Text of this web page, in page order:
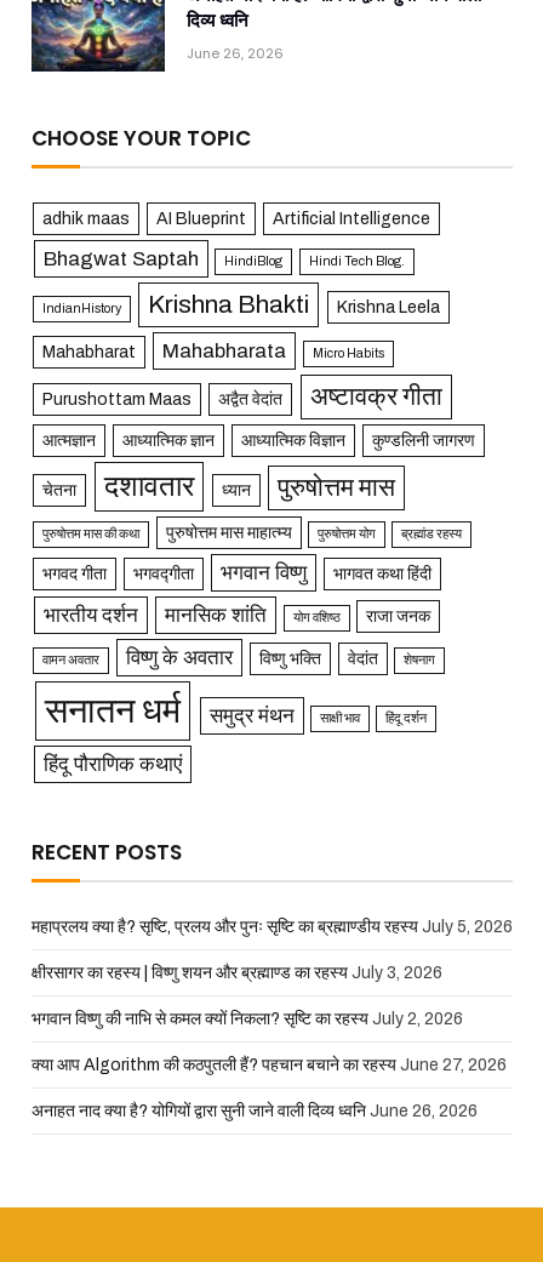
दिव्य ध्वनि
June 26, 2026
CHOOSE YOUR TOPIC
adhik maas AI Blueprint Artificial Intelligence
Bhagwat Saptah HindiBlog Hindi Tech Blog.
IndianHistory Krishna Bhakti Krishna Leela
Mahabharat Mahabharata Micro Habits
Purushottam Maas अद्वैत वेदांत अष्टावक्र गीता
आत्मज्ञान आध्यात्मिक ज्ञान आध्यात्मिक विज्ञान कुण्डलिनी जागरण
चेतना दशावतार ध्यान पुरुषोत्तम मास
पुरुषोत्तम मास की कथा पुरुषोत्तम मास माहात्म्य पुरुषोत्तम योग ब्रह्मांड रहस्य
भगवद गीता भगवद्गीता भगवान विष्णु भागवत कथा हिंदी
भारतीय दर्शन मानसिक शांति योग वशिष्ठ राजा जनक
वामन अवतार विष्णु के अवतार विष्णु भक्ति वेदांत शेषनाग
सनातन धर्म समुद्र मंथन साक्षी भाव हिंदू दर्शन
हिंदू पौराणिक कथाएं
RECENT POSTS
महाप्रलय क्या है? सृष्टि, प्रलय और पुनः सृष्टि का ब्रह्माण्डीय रहस्य July 5, 2026
क्षीरसागर का रहस्य | विष्णु शयन और ब्रह्माण्ड का रहस्य July 3, 2026
भगवान विष्णु की नाभि से कमल क्यों निकला? सृष्टि का रहस्य July 2, 2026
क्या आप Algorithm की कठपुतली हैं? पहचान बचाने का रहस्य June 27, 2026
अनाहत नाद क्या है? योगियों द्वारा सुनी जाने वाली दिव्य ध्वनि June 26, 2026